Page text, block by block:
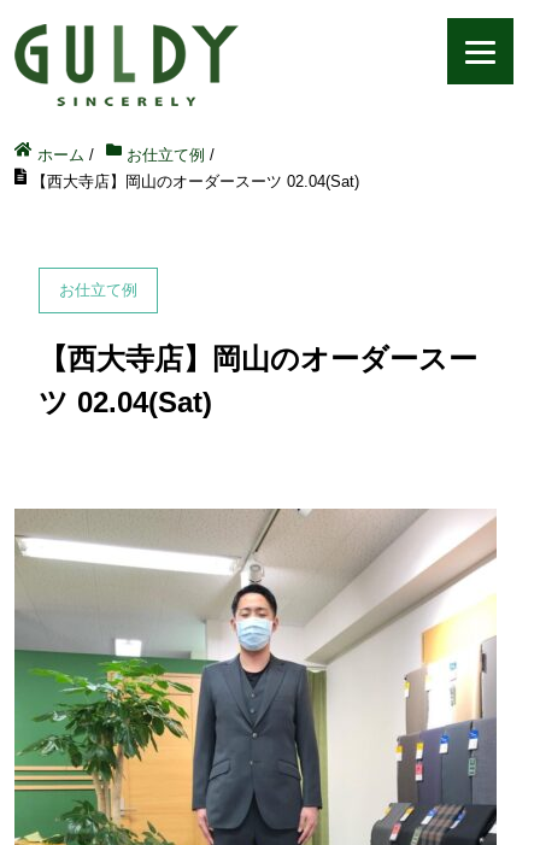
ホーム / お仕立て例 /
【西大寺店】岡山のオーダースーツ 02.04(Sat)
お仕立て例
【西大寺店】岡山のオーダースー
ツ 02.04(Sat)